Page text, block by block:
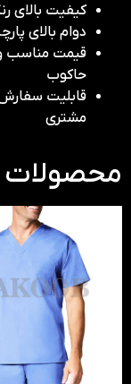
کیفیت بالای
دوام بالای
قیمت مناسب
حاکوب
قابلیت سفارش
مشتری
محصولات